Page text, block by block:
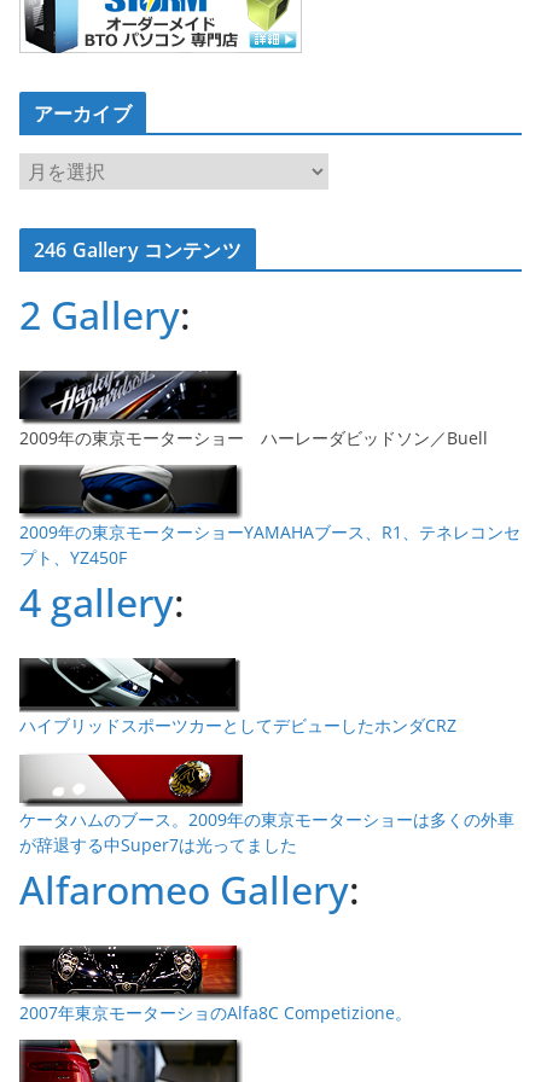
アーカイブ
ア
ー
カ
イ246 Gallery コンテンツ
2 Gallery:
2009年の東京モーターショー ハーレーダビッドソン／Buell
2009年の東京モーターショーYAMAHAブース、R1、テネレコンセ
プト、YZ450F
4 gallery:
ハイブリッドスポーツカーとしてデビューしたホンダCRZ
ケータハムのブース。2009年の東京モーターショーは多くの外車
が辞退する中Super7は光ってました
Alfaromeo Gallery:
2007年東京モーターショのAlfa8C Competizione。